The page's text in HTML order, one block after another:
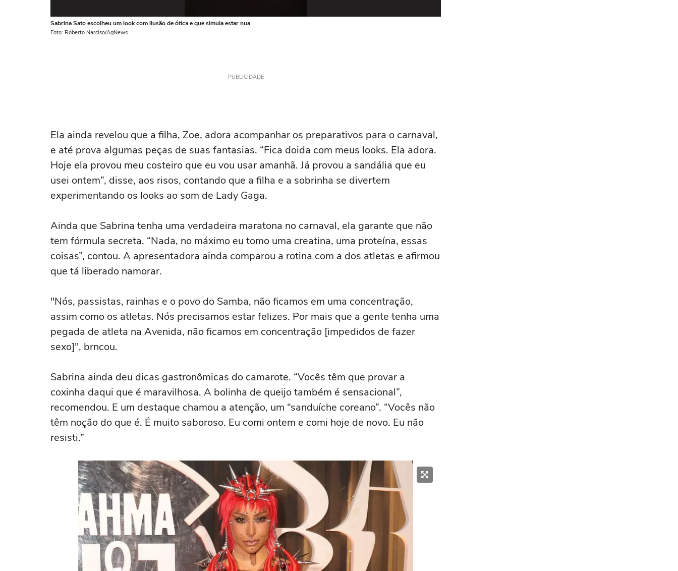
Sabrina Sato escolheu um look com ilusão de ótica e que simula estar nua
Foto: Roberto Narciso/AgNews
PUBLICIDADE
Ela ainda revelou que a filha, Zoe, adora acompanhar os preparativos para o carnaval,
e até prova algumas peças de suas fantasias. “Fica doida com meus looks. Ela adora.
Hoje ela provou meu costeiro que eu vou usar amanhã. Já provou a sandália que eu
usei ontem”, disse, aos risos, contando que a filha e a sobrinha se divertem
experimentando os looks ao som de Lady Gaga.
Ainda que Sabrina tenha uma verdadeira maratona no carnaval, ela garante que não
tem fórmula secreta. “Nada, no máximo eu tomo uma creatina, uma proteína, essas
coisas”, contou. A apresentadora ainda comparou a rotina com a dos atletas e afirmou
que tá liberado namorar.
"Nós, passistas, rainhas e o povo do Samba, não ficamos em uma concentração,
assim como os atletas. Nós precisamos estar felizes. Por mais que a gente tenha uma
pegada de atleta na Avenida, não ficamos em concentração [impedidos de fazer
sexo]", brncou.
Sabrina ainda deu dicas gastronômicas do camarote. “Vocês têm que provar a
coxinha daqui que é maravilhosa. A bolinha de queijo também é sensacional”,
recomendou. E um destaque chamou a atenção, um “sanduíche coreano”. “Vocês não
têm noção do que é. É muito saboroso. Eu comi ontem e comi hoje de novo. Eu não
resisti.”